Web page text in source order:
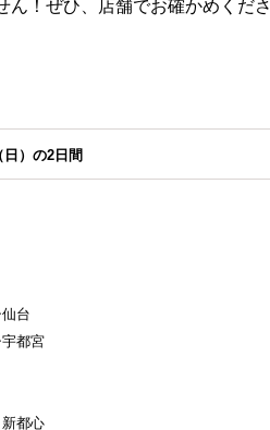
！ぜひ、店舗でお確かめくださ
）の2日間
台
都宮
都心